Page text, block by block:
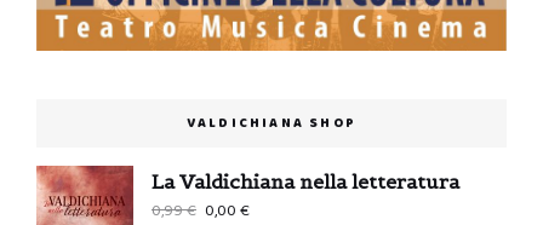
VALDICHIANA SHOP
La Valdichiana nella letteratura
0,99€ 0,00€